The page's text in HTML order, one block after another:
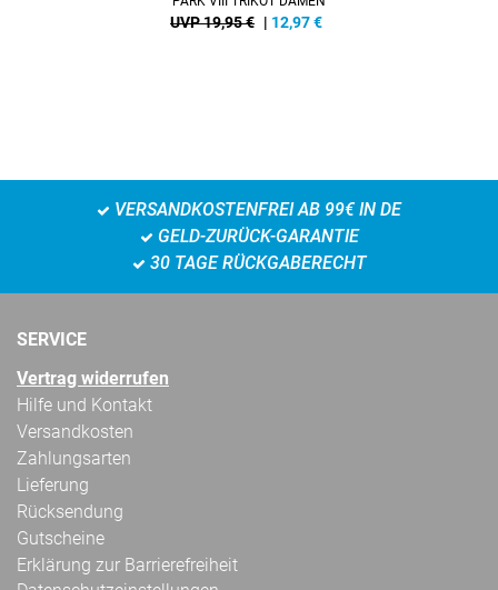
UVP 19,95 € | 12,97€
VERSANDKOSTENFREI AB 99€ IN DE
GELD-ZURÜCK-GARANTIE
30 TAGE RÜCKGABERECHT
SERVICE
Vertrag widerrufen
Hilfe und Kontakt
Versandkosten
Zahlungsarten
Lieferung
Rücksendung
Gutscheine
Erklärung zur Barrierefreiheit